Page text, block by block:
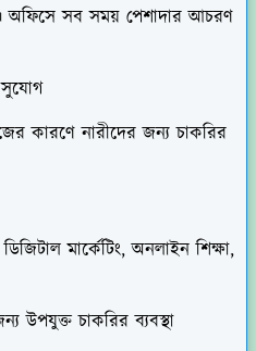
সব সময় পেশাদার আচরণ
সুযোগ
কারণে নারীদের জন্য চাকরির
মার্কেটিং, অনলাইন শিক্ষা,
উপযুক্ত চাকরির ব্যবস্থা